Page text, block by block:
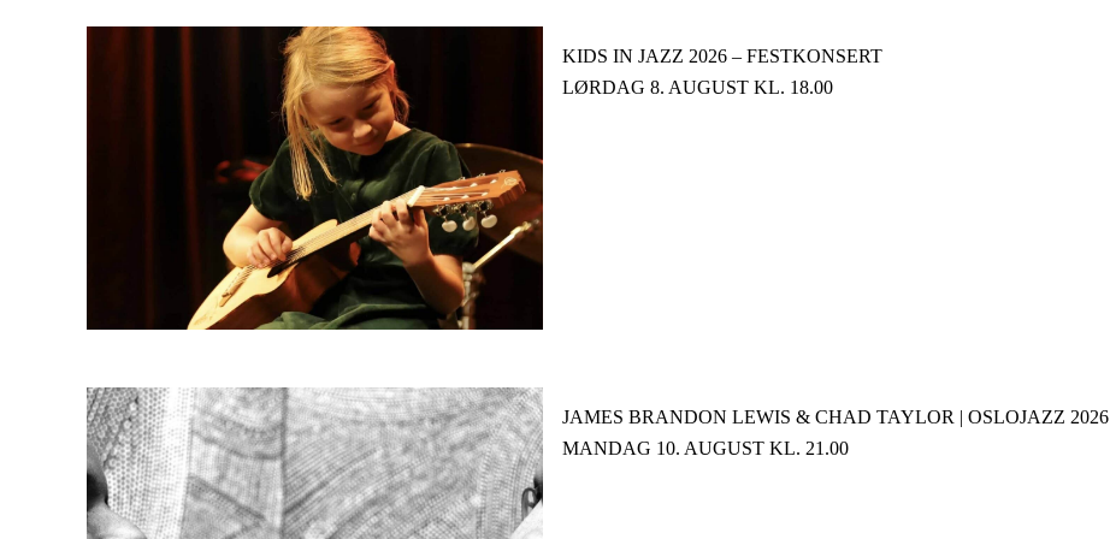
KIDS IN JAZZ 2026 – FESTKONSERT
LØRDAG 8. AUGUST KL. 18.00
JAMES BRANDON LEWIS & CHAD TAYLOR | OSLOJAZZ 2026
MANDAG 10. AUGUST KL. 21.00